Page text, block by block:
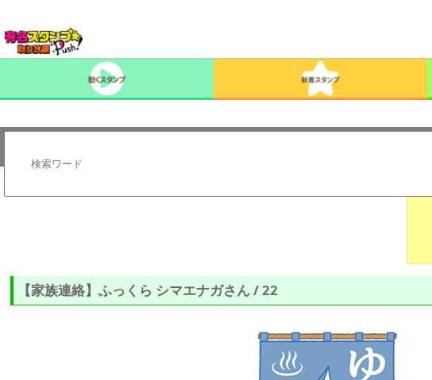
【家族連絡】ふっくら シマエナガさん / 22